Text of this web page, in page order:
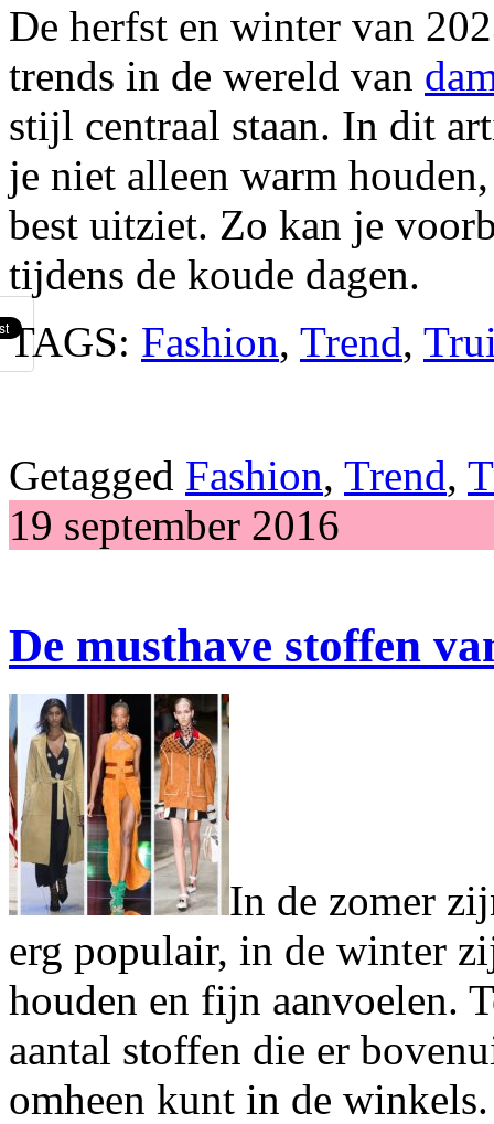
De herfst en winter van
trends in de wereld van
stijl centraal staan. In dit
je niet alleen warm
best uitziet. Zo kan je
tijdens de koude dagen.
TAGS: Fashion, Trend,
Getagged Fashion, Trend,
19 september 2016
De musthave stoffen
In de zomer
erg populair, in de winter
houden en fijn aanvoelen.
aantal stoffen die er
omheen kunt in de winkels.